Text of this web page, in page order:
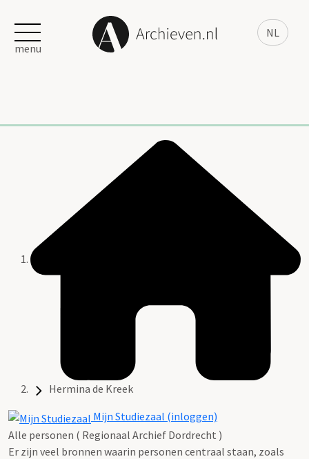
NL
menu
Hermina de Kreek
Mijn Studiezaal (inloggen)
Alle personen ( Regionaal Archief Dordrecht )
Er zijn veel bronnen waarin personen centraal staan, zoals